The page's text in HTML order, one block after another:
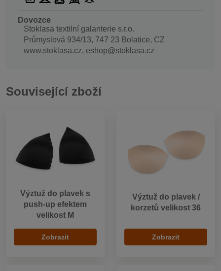
Dovozce
Stoklasa textilní galanterie s.r.o.
Průmyslová 934/13, 747 23 Bolatice, CZ
www.stoklasa.cz, eshop@stoklasa.cz
Související zboží
Výztuž do plavek s
push-up efektem
velikost M
Zobrazit
Výztuž do plavek /
korzetů velikost 36
Zobrazit